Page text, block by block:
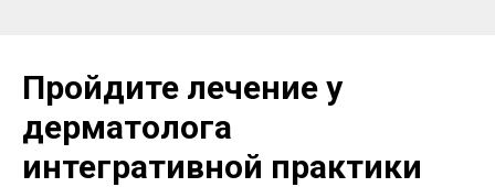
Пройдите лечение у
дерматолога
интегративной практики